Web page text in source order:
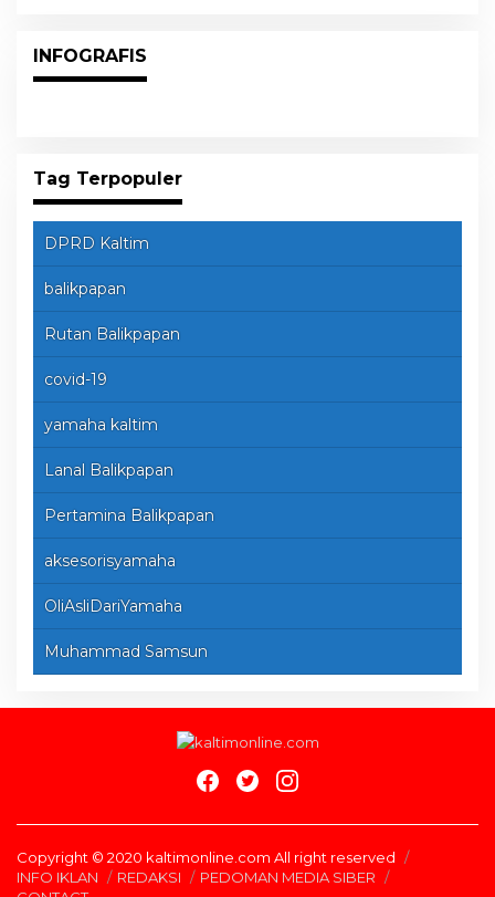
INFOGRAFIS
Tag Terpopuler
DPRD Kaltim
balikpapan
Rutan Balikpapan
covid-19
yamaha kaltim
Lanal Balikpapan
Pertamina Balikpapan
aksesorisyamaha
OliAsliDariYamaha
Muhammad Samsun
Copyright © 2020 kaltimonline.com All right reserved
INFO IKLAN
REDAKSI
PEDOMAN MEDIA SIBER